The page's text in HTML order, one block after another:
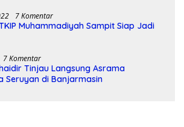
7 Komentar
Muhammadiyah Sampit Siap Jadi
7 Komentar
Tinjau Langsung Asrama
Seruyan di Banjarmasin